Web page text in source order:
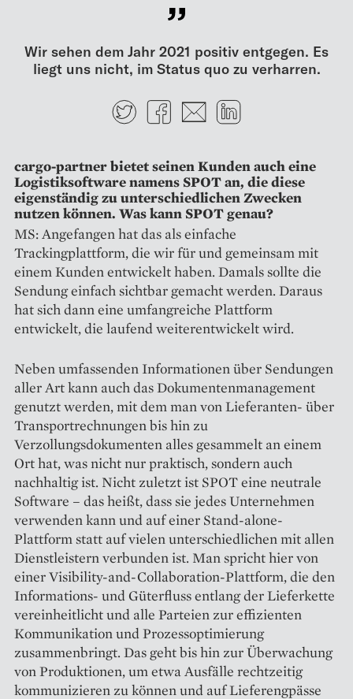
Wir sehen dem Jahr 2021 positiv entgegen. Es
liegt uns nicht, im Status quo zu verharren.
TwitterFacebook
E-mail
cargo-partner bietet seinen Kunden auch eine
Logistiksoftware namens SPOT an, die diese
eigenständig zu unterschiedlichen Zwecken
nutzen können. Was kann SPOT genau?
MS: Angefangen hat das als einfache
Trackingplattform, die wir für und gemeinsam mit
einem Kunden entwickelt haben. Damals sollte die
Sendung einfach sichtbar gemacht werden. Daraus
hat sich dann eine umfangreiche Plattform
entwickelt, die laufend weiterentwickelt wird.
Neben umfassenden Informationen über Sendungen
aller Art kann auch das Dokumentenmanagement
genutzt werden, mit dem man von Lieferanten- über
Transportrechnungen bis hin zu
Verzollungsdokumenten alles gesammelt an einem
Ort hat, was nicht nur praktisch, sondern auch
nachhaltig ist. Nicht zuletzt ist SPOT eine neutrale
Software – das heißt, dass sie jedes Unternehmen
verwenden kann und auf einer Stand-alone-
Plattform statt auf vielen unterschiedlichen mit allen
Dienstleistern verbunden ist. Man spricht hier von
einer Visibility-and-Collaboration-Plattform, die den
Informa­tions- und Güterfluss entlang der ­Lieferkette
vereinheitlicht und alle Parteien zur effizienten
Kommunikation und Prozessoptimierung
zusammenbringt. Das geht bis hin zur Überwachung
von Produktionen, um etwa Ausfälle rechtzeitig
kommunizieren zu können und auf Lieferengpässe